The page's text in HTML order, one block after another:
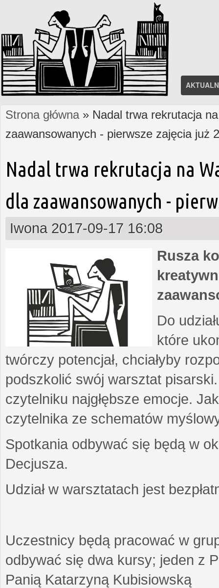
Jesteś tutaj
Strona główna» Nadal trwa rekrutacja
zaawansowanych - pierwsze zajęcia już
Nadal trwa rekrutacja na
dla zaawansowanych -
Iwona 2017-09-17 16:08
Rusza
Do
które
twórczy potencjał, chciałyby
podszkolić swój warsztat
czytelniku najgłębsze emocje.
czytelnika ze schematów
Spotkania odbywać się będą w
Decjusza.
Udział w warsztatach jest
Uczestnicy będą pracować w
odbywać się dwa kursy; jeden z
Panią Katarzyną Kubisiowską